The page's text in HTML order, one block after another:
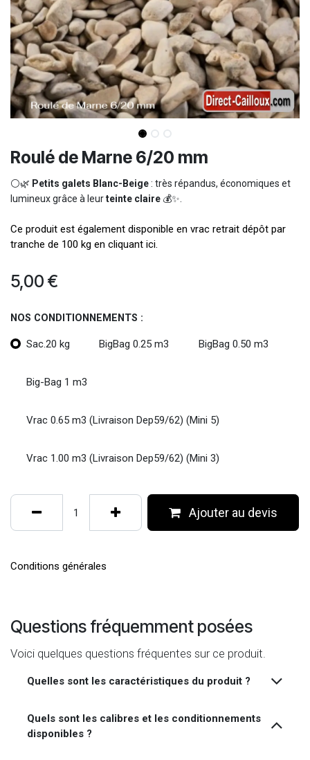
Roulé de Marne 6/20 mm
⚪🌿 Petits galets Blanc-Beige: très répandus, économiques et
lumineux grâce à leurteinte claire 💰✨.
Ce produit est également disponible en vrac retrait dépôt par
tranche de 100 kg en cliquant ici.
5,00 €
NOS CONDITIONNEMENTS :
Sac.20 kg BigBag 0.25 m3 BigBag 0.50 m3
Big-Bag 1 m3
Vrac 0.65 m3 (Livraison Dep59/62) (Mini 5)
Vrac 1.00 m3 (Livraison Dep59/62) (Mini 3)
Ajouter au devis
Conditions générales
Questions fréquemment posées
Voici quelques questions fréquentes sur ce produit.
Quelles sont les caractéristiques du produit ?
Quels sont les calibres et les conditionnements
disponibles ?